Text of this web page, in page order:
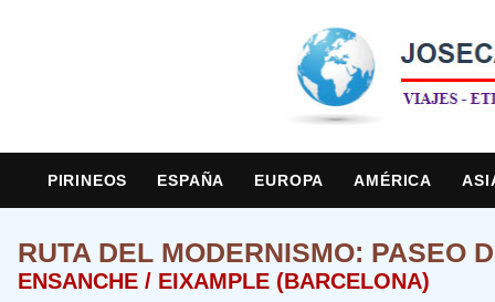
PIRINEOS ESPAÑA EUROPA AMÉRICA
RUTA DEL MODERNISMO: PASEO
ENSANCHE / EIXAMPLE (BARCELONA)